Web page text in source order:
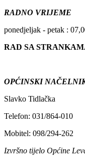
RADNO VRIJEME
ponedjeljak - petak :
RAD SA
OPĆINSKI
Slavko Tidlačka
Telefon: 031/864-010
Mobitel: 098/294-262
Izvršno tijelo Općine